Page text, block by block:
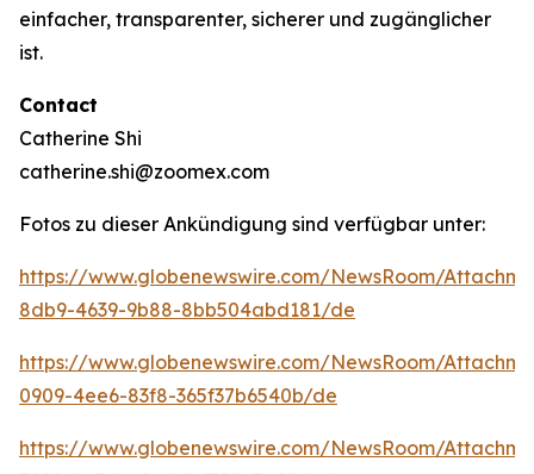
einfacher, transparenter, sicherer und zugänglicher
ist.
Contact
Catherine Shi
catherine.shi@zoomex.com
Fotos zu dieser Ankündigung sind verfügbar unter:
https://www.globenewswire.com/NewsRoom/
8db9-4639-9b88-8bb504abd181/de
https://www.globenewswire.com/NewsRoom/
0909-4ee6-83f8-365f37b6540b/de
https://www.globenewswire.com/NewsRoom/